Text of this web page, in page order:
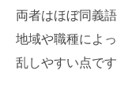
両者はほぼ同義
地域や職種によ
乱しやすい点です